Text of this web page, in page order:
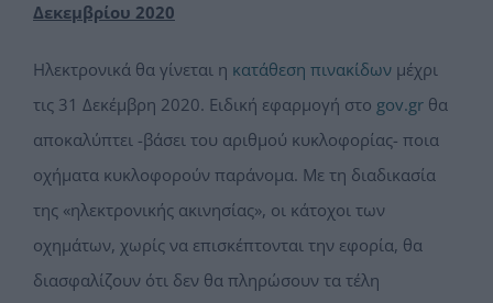
Δεκεμβρίου 2020
Ηλεκτρονικά θα γίνεται η κατάθεση πινακίδων μέχρι
τις 31 Δεκέμβρη 2020. Ειδική εφαρμογή στο gov.gr θα
αποκαλύπτει -βάσει του αριθμού κυκλοφορίας- ποια
οχήματα κυκλοφορούν παράνομα. Με τη διαδικασία
της «ηλεκτρονικής ακινησίας», οι κάτοχοι των
οχημάτων, χωρίς να επισκέπτονται την εφορία, θα
διασφαλίζουν ότι δεν θα πληρώσουν τα τέλη